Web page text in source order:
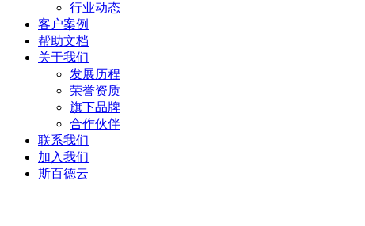
行业动态
客户案例
帮助文档
关于我们
发展历程
荣誉资质
旗下品牌
合作伙伴
联系我们
加入我们
斯百德云